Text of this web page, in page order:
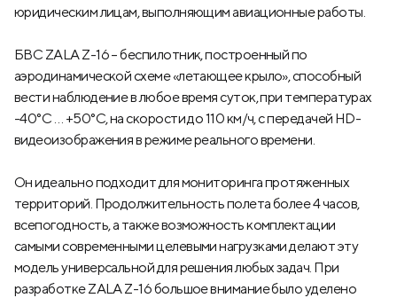
юридическим лицам, выполняющим авиационные работы.
БВС ZALA Z-16 – беспилотник, построенный по
аэродинамической схеме «летающее крыло», способный
вести наблюдение в любое время суток, при температурах
-40°С … +50°С, на скорости до 110 км/ч, с передачей HD-
видеоизображения в режиме реального времени.
Он идеально подходит для мониторинга протяженных
территорий. Продолжительность полета более 4 часов,
всепогодность, а также возможность комплектации
самыми современными целевыми нагрузками делают эту
модель универсальной для решения любых задач. При
разработке ZALA Z-16 большое внимание было уделено